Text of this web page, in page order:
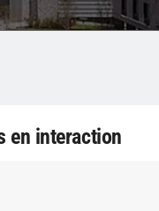
en interaction